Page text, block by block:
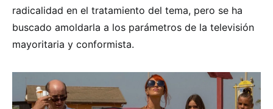
radicalidad en el tratamiento del tema, pero se ha
buscado amoldarla a los parámetros de la televisión
mayoritaria y conformista.